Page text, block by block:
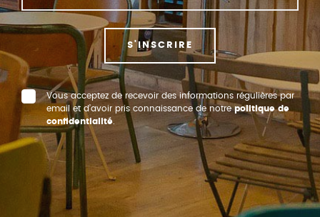
S'INSCRIRE
Vous acceptez de recevoir des informations régulières par
email et d’avoir pris connaissance de notrepolitique de
confidentialité